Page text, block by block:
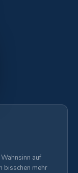
auf
bisschen mehr